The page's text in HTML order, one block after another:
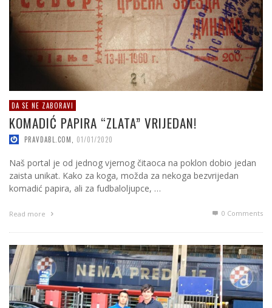
DA SE NE ZABORAVI
KOMADIĆ PAPIRA “ZLATA” VRIJEDAN!
PRAVDABL.COM 01/01/2020
Naš portal je od jednog vjernog čitaoca na poklon dobio jedan
zaista unikat. Kako za koga, možda za nekoga bezvrijedan
komadić papira, ali za fudbaloljupce, …
Read more 0 Comments